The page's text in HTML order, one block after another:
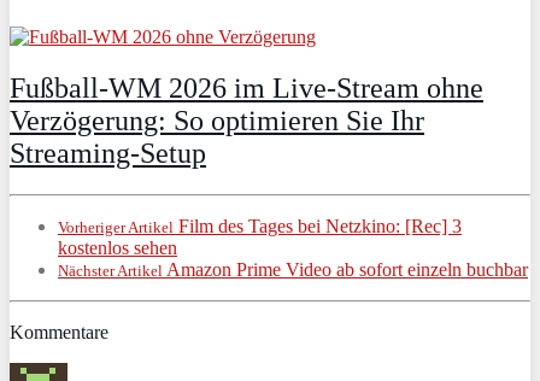
Fußball-WM 2026 im Live-Stream ohne
Verzögerung: So optimieren Sie Ihr
Streaming-Setup
Vorheriger Artikel Film des Tages bei Netzkino: [Rec] 3
kostenlos sehen
Nächster Artikel Amazon Prime Video ab sofort einzeln buchbar
Kommentare